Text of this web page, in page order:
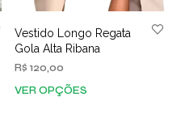
Vestido Longo Regata
Gola Alta Ribana
R$ 120,00
VER OPÇÕES